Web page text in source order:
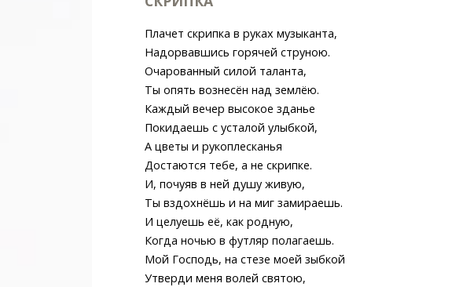
Плачет скрипка в руках музыканта,
Надорвавшись горячей струною.
Очарованный силой таланта,
Ты опять вознесён над землёю.
Каждый вечер высокое зданье
Покидаешь с усталой улыбкой,
А цветы и рукоплесканья
Достаются тебе, а не скрипке.
И, почуяв в ней душу живую,
Ты вздохнёшь и на миг замираешь.
И целуешь её, как родную,
Когда ночью в футляр полагаешь.
Мой Господь, на стезе моей зыбкой
Утверди меня волей святою,